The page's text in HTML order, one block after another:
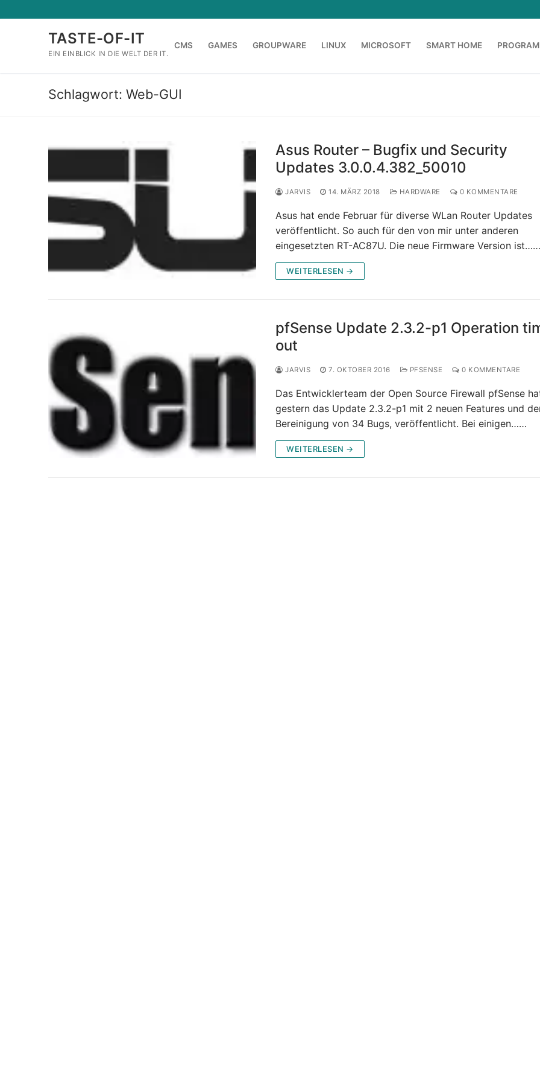
Inhalt
TASTE-OF-IT
EIN EINBLICK IN DIE WELT DER IT.
CMS GAMES GROUPWARE LINUX MICROSOFT SMART HOME
Schlagwort: Web-GUI
Asus Router – Bugfix und Security
Updates 3.0.0.4.382_50010
JARVIS 14. MÄRZ 2018 HARDWARE 0 KOMMENTARE
Asus hat ende Februar für diverse WLan Router Updates
veröffentlicht. So auch für den von mir unter anderen
eingesetzten RT-AC87U. Die neue Firmware Version
WEITERLESEN →
pfSense Update 2.3.2-p1 Operation
out
JARVIS 7. OKTOBER 2016 PFSENSE 0 KOMMENTARE
Das Entwicklerteam der Open Source Firewall pfSense
gestern das Update 2.3.2-p1 mit 2 neuen Features und
Bereinigung von 34 Bugs, veröffentlicht. Bei einigen……
WEITERLESEN →